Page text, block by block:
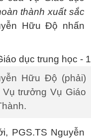
thành xuất sắc
Hữu Độ nhấn
Hữu Độ (phải)
trưởng Vụ Giáo
PGS.TS Nguyễn